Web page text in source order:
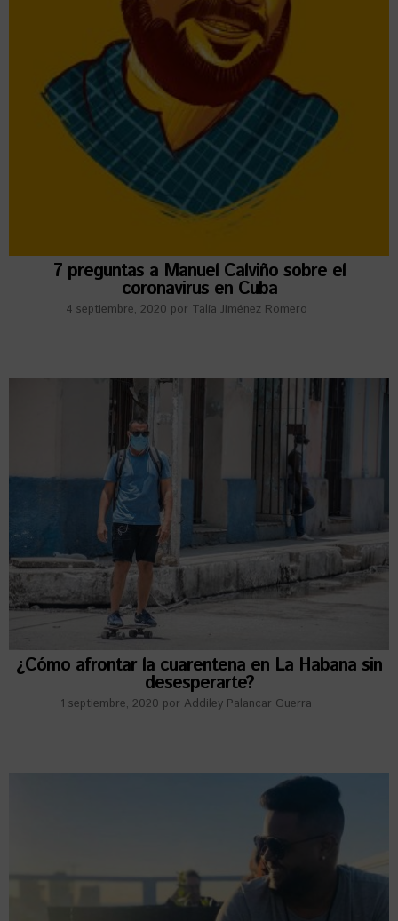
7 preguntas a Manuel Calviño sobre el
coronavirus en Cuba
4 septiembre, 2020 por Talía Jiménez Romero
¿Cómo afrontar la cuarentena en La Habana sin
desesperarte?
1 septiembre, 2020 por Addiley Palancar Guerra